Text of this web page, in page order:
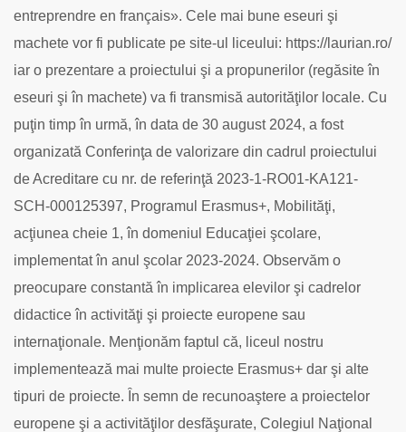
entreprendre en français». Cele mai bune eseuri şi
machete vor fi publicate pe site-ul liceului: https://laurian.ro/
iar o prezentare a proiectului şi a propunerilor (regăsite în
eseuri şi în machete) va fi transmisă autorităţilor locale. Cu
puţin timp în urmă, în data de 30 august 2024, a fost
organizată Conferinţa de valorizare din cadrul proiectului
de Acreditare cu nr. de referinţă 2023-1-RO01-KA121-
SCH-000125397, Programul Erasmus+, Mobilităţi,
acţiunea cheie 1, în domeniul Educaţiei şcolare,
implementat în anul şcolar 2023-2024. Observăm o
preocupare constantă în implicarea elevilor şi cadrelor
didactice în activităţi şi proiecte europene sau
internaţionale. Menţionăm faptul că, liceul nostru
implementează mai multe proiecte Erasmus+ dar şi alte
tipuri de proiecte. Ȋn semn de recunoaştere a proiectelor
europene şi a activităţilor desfăşurate, Colegiul Naţional